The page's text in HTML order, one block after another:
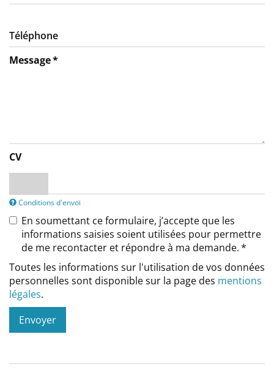
Téléphone
Message
CV
Conditions d'envoi
En soumettant ce formulaire, j’accepte que les
informations saisies soient utilisées pour permettre
de me recontacter et répondre à ma demande.
Toutes les informations sur l'utilisation de vos données
personnelles sont disponible sur la page des mentions
légales.
Envoyer